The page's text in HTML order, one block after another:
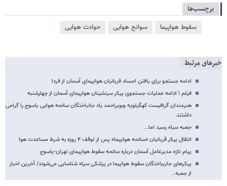
برچسب‌ها
سقوط هواپیما سوانح هوایی حوادث هوایی
خبرهای مرتبط
ادامه جستجو برای یافتن اجساد قربانیان هواپیمای آسمان از فردا
فیلم | ادامه عملیات جستجوی پیکر سرنشینان هواپیمای آسمان از چهارشنبه
هنرمندان گرافیست کهگیلویه وبویراحمد یاد جانباختگان سانحه هوایی یاسوج را گرامی
داشتند
جعبه سیاه رسید اما...
انتقال پیکر قربانیان «سانحه هواپیما» پس از توقف ۴ روزه به شرط مساعدت هوا
پیام تازه مدیرعامل آسمان درباره سانحه سقوط هواپیمای تهران-یاسوج
پیکرهای جان‌باختگان سقوط هواپیما در پزشکی سپاه شناسایی می‌شوند/ آخرین اخبار
از جعبه…